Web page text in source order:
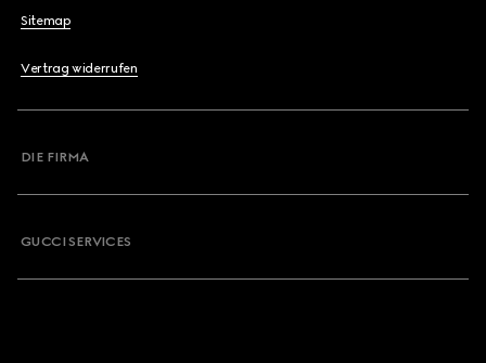
Sitemap
Vertrag widerrufen
DIE FIRMA
GUCCI SERVICES